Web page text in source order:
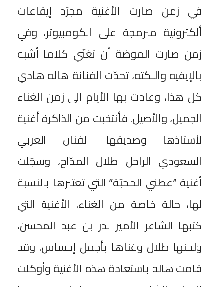
في زمن صارت الأغنية مجرّد إيقاعات
ألكترونية مبرمجة على الكومبيوتر، وفي
زمن صارت الموضة أن تغنّي كلاماً أشبه
بالإيفيه والنكته، تحدّت الفنانة هاله هادي
كل هذا، وعادت بها الأيام الى زمن الغناء
الجميل، والأصيل. فأنتخبت من الذاكرة أغنية
لأستاذها وصديقها الفنان العربي
السعودي الراحل طلال المدّاح، وسجّلت
أغنية “عطني المحبّة” التي تعتبرها بالنسبة
لها، حالة خاصة من الغناء. الأغنية التي
كتبها الشاعر الأمير بدر بن عبد المحسن،
ولحنها طلال وغناها بأجمل إحساس. وقد
قامت هاله باستعادة هذه الأغنية وأوكلت